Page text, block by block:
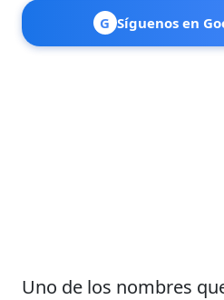
G Síguenos en
Uno de los nombres